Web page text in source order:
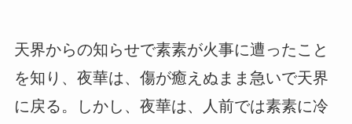
天界からの知らせで素素が火事に遭ったこと
を知り、夜華は、傷が癒えぬまま急いで天界
に戻る。しかし、夜華は、人前では素素に冷